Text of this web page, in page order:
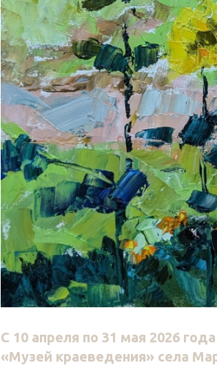
С 10 апреля по 31 мая 2026
«Музей краеведения» села